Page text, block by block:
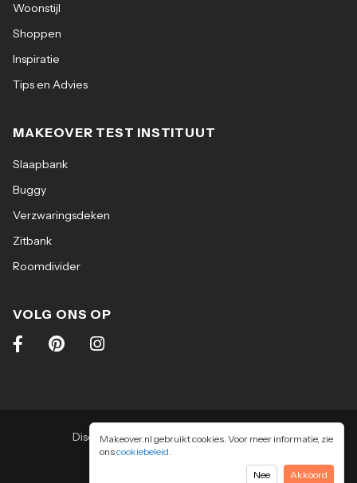
Makeover.nl gebruikt cookies. Voor meer informatie, zie
onscookiebeleid.
Nee
Akkoord
Woonstijl
Shoppen
Inspiratie
Tips en Advies
MAKEOVER TEST INSTITUUT
Slaapbank
Buggy
Verzwaringsdeken
Zitbank
Roomdivider
VOLG ONS OP
Disclaimer | Algemene voorwaarden |
Privacy & cookiebeleid